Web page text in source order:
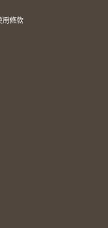
用條款